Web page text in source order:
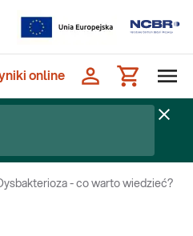
online
- co warto wiedzieć?